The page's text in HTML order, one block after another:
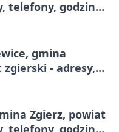
telefony, godziny
gmina
- adresy,
Zgierz, powiat
telefony, godziny